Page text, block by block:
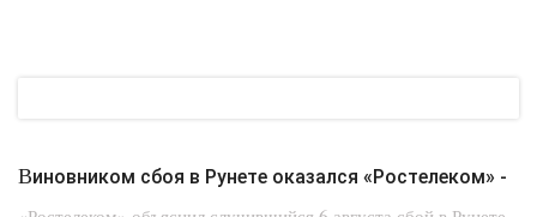
Виновником сбоя в Рунете оказался «Ростелеком» -